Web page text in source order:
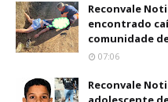
Reconvale
encontrado
comunidade
07:06
Reconvale